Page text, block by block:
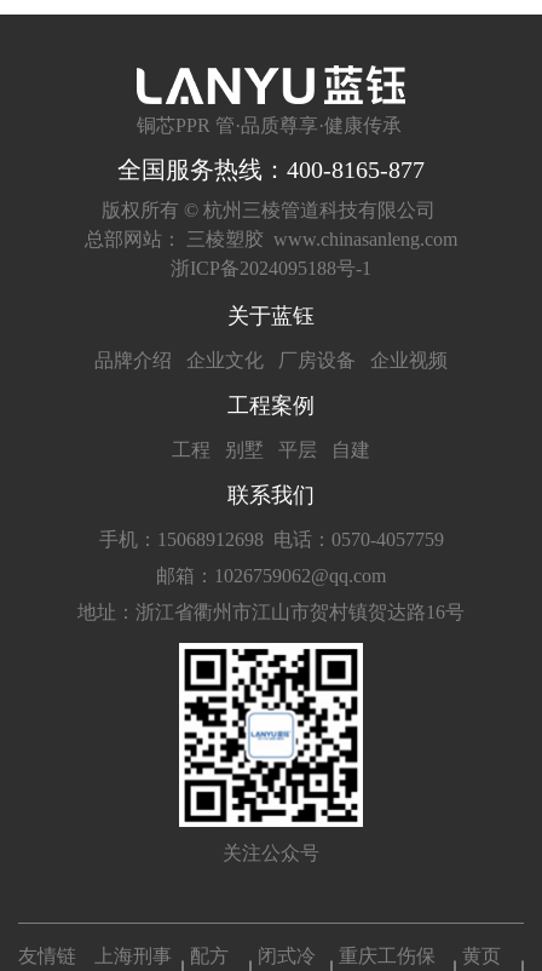
铜芯PPR 管·品质尊享·健康传承
全国服务热线：400-8165-877
版权所有 © 杭州三棱管道科技有限公司
总部网站： 三棱塑胶 www.chinasanleng.com
浙ICP备2024095188号-1
关于蓝钰
品牌介绍 企业文化 厂房设备 企业视频
工程案例
工程 别墅 平层 自建
联系我们
手机：15068912698 电话：0570-4057759
邮箱：1026759062@qq.com
地址：浙江省衢州市江山市贺村镇贺达路16号
关注公众号
友情链 上海刑事 配方 闭式冷 重庆工伤保 黄页